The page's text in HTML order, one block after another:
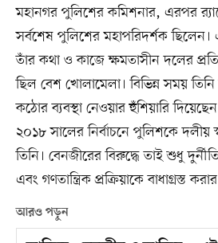
মহানগর পুলিশের কমিশনার, এরপর
সর্বশেষ পুলিশের মহাপরিদর্শক
তাঁর কথা ও কাজে ক্ষমতাসীন দলের
ছিল বেশ খোলামেলা। বিভিন্ন সময়
কঠোর ব্যবস্থা নেওয়ার হুঁশিয়ারি
২০১৮ সালের নির্বাচনে পুলিশকে দলীয়
তিনি। বেনজীরের বিরুদ্ধে তাই শুধু
এবং গণতান্ত্রিক প্রক্রিয়াকে বাধাগ্রস্ত
আরও পড়ুন